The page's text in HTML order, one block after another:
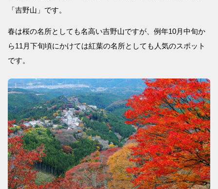
「吉野山」です。
春は桜の名所としても名高い吉野山ですが、例年10月中旬か
ら11月下旬頃にかけては紅葉の名所としても人気のスポット
です。